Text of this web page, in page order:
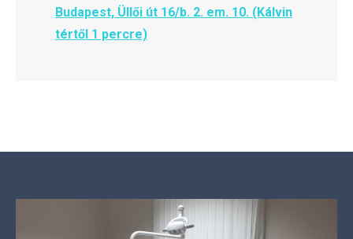
Budapest, Üllői út 16/b. 2. em. 10. (Kálvin
tértől 1 percre)